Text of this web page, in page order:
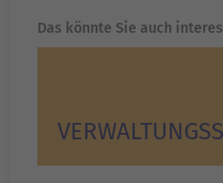
Das könnte Sie auch